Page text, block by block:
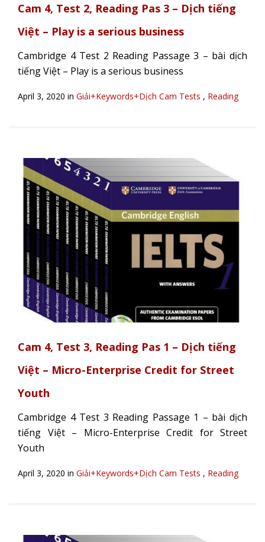
Cam 4, Test 2, Reading Pas 3 – Dịch tiếng
Việt – Play is a serious business
Cambridge 4 Test 2 Reading Passage 3 – bài dịch
tiếng Việt – Play is a serious business
April 3, 2020 in Giải+Keywords+Dịch Cam Tests , Reading
Cam 4, Test 3, Reading Pas 1 – Dịch tiếng
Việt – Micro-Enterprise Credit for Street
Youth
Cambridge 4 Test 3 Reading Passage 1 – bài dịch
tiếng Việt – Micro-Enterprise Credit for Street
Youth
April 3, 2020 in Giải+Keywords+Dịch Cam Tests , Reading